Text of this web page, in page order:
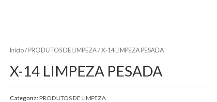
Início/ PRODUTOS DE LIMPEZA/ X-14 LIMPEZA PESADA
X-14 LIMPEZA PESADA
Categoria:PRODUTOS DE LIMPEZA